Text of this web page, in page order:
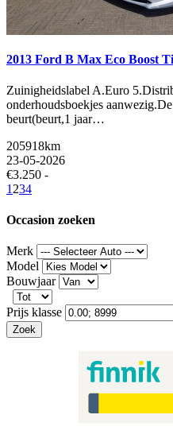
2013 Ford B Max Eco Boost
Zuinigheidslabel A.Euro
onderhoudsboekjes
beurt(beurt,1 jaar…
205918km
23-05-2026
€3.250 -
1 234
Occasion zoeken
Merk
Model
Bouwjaar
Prijs klasse
Zoek